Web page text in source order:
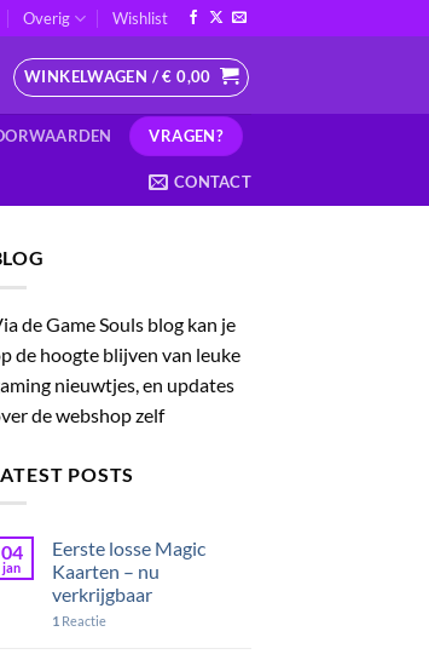
Overig Wishlist
WINKELWAGEN /€ 0,00
VRAGEN?
CONTACT
de Game Souls blog kan je
de hoogte blijven van leuke
nieuwtjes, en updates
de webshop zelf
POSTS
04
jan
Eerste losse Magic
Kaarten – nu
verkrijgbaar
1 Reactie